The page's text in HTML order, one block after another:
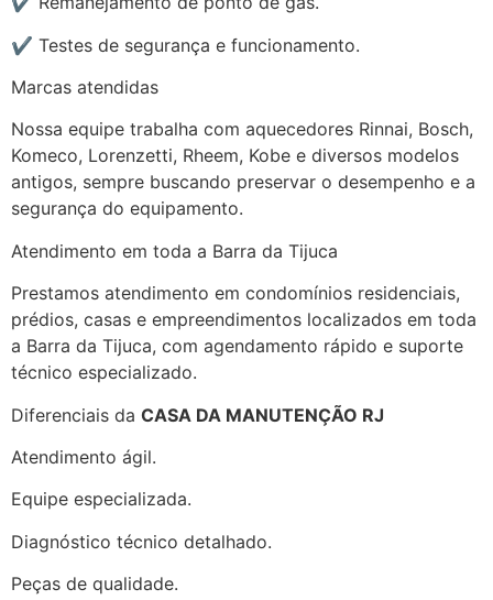
✔ Testes de segurança e funcionamento.
Marcas atendidas
Nossa equipe trabalha com aquecedores Rinnai, Bosch,
Komeco, Lorenzetti, Rheem, Kobe e diversos modelos
antigos, sempre buscando preservar o desempenho e a
segurança do equipamento.
Atendimento em toda a Barra da Tijuca
Prestamos atendimento em condomínios residenciais,
prédios, casas e empreendimentos localizados em toda
a Barra da Tijuca, com agendamento rápido e suporte
técnico especializado.
Diferenciais da CASA DA MANUTENÇÃO RJ
Atendimento ágil.
Equipe especializada.
Diagnóstico técnico detalhado.
Peças de qualidade.